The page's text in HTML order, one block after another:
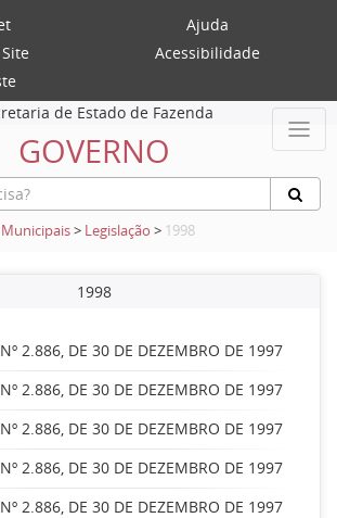
Ajuda
Acessibilidade
de Estado de Fazenda
GOVERNO
> Legislação > 1998
1998
2.886, DE 30 DE DEZEMBRO DE 1997
2.886, DE 30 DE DEZEMBRO DE 1997
2.886, DE 30 DE DEZEMBRO DE 1997
2.886, DE 30 DE DEZEMBRO DE 1997
2.886, DE 30 DE DEZEMBRO DE 1997